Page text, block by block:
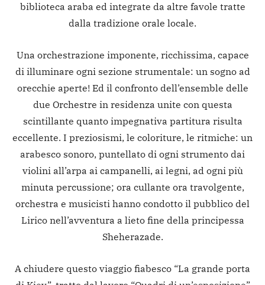
biblioteca araba ed integrate da altre favole tratte
dalla tradizione orale locale.
Una orchestrazione imponente, ricchissima, capace
di illuminare ogni sezione strumentale: un sogno ad
orecchie aperte! Ed il confronto dell’ensemble delle
due Orchestre in residenza unite con questa
scintillante quanto impegnativa partitura risulta
eccellente. I preziosismi, le coloriture, le ritmiche: un
arabesco sonoro, puntellato di ogni strumento dai
violini all’arpa ai campanelli, ai legni, ad ogni più
minuta percussione; ora cullante ora travolgente,
orchestra e musicisti hanno condotto il pubblico del
Lirico nell’avventura a lieto fine della principessa
Sheherazade.
A chiudere questo viaggio fiabesco “La grande porta